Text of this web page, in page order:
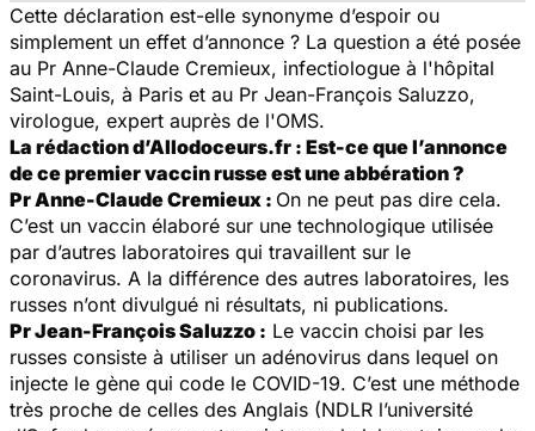
Cette déclaration est-elle synonyme d’espoir ou
simplement un effet d’annonce ? La question a été posée
au Pr Anne-Claude Cremieux, infectiologue à l'hôpital
Saint-Louis, à Paris et au Pr Jean-François Saluzzo,
virologue, expert auprès de l'OMS.
La rédaction d’Allodoceurs.fr : Est-ce que l’annonce
de ce premier vaccin russe est une abbération ?
Pr Anne-Claude Cremieux : On ne peut pas dire cela.
C’est un vaccin élaboré sur une technologique utilisée
par d’autres laboratoires qui travaillent sur le
coronavirus. A la différence des autres laboratoires, les
russes n’ont divulgué ni résultats, ni publications.
Pr Jean-François Saluzzo : Le vaccin choisi par les
russes consiste à utiliser un adénovirus dans lequel on
injecte le gène qui code le COVID-19. C’est une méthode
très proche de celles des Anglais (NDLR l’université